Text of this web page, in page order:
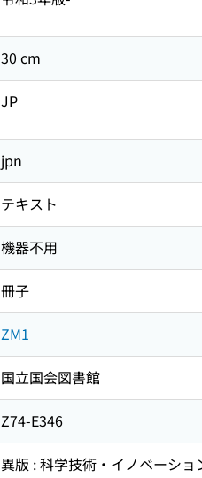
30 cm
JP
jpn
テキスト
機器不用
冊子
ZM1
国立国会図書館
Z74-E346
異版 : 科学技術・イノベーシ